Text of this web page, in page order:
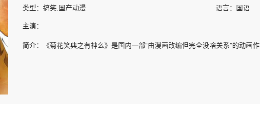
类型： 搞笑,国产动漫 语言： 国语
主演：
简介： 《菊花笑典之有神么》是国内一部“由漫画改编但完全没啥关系”的动